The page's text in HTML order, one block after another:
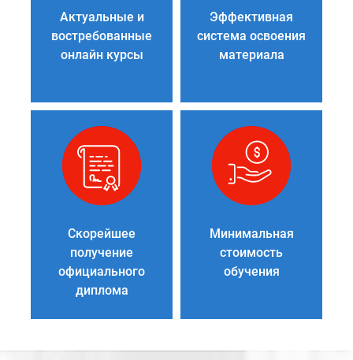
Актуальные и
востребованные
онлайн курсы
Эффективная
система освоения
материала
Скорейшее
получение
официального
диплома
Минимальная
стоимость
обучения